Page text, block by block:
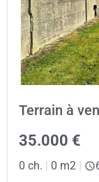
Terrain à
35.000 €
0 ch. | 0 m2 |